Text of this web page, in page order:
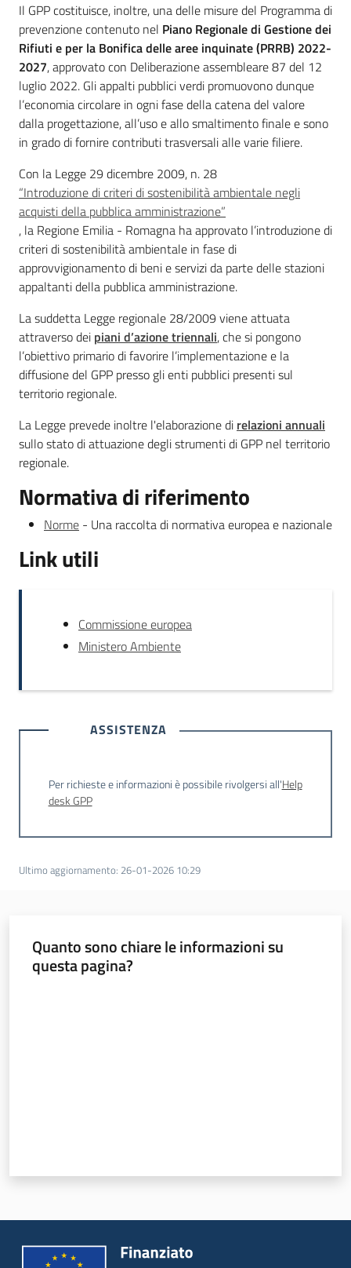
Leggi Atti Bandi
Piani Programmi
Progetti
Il GPP costituisce, inoltre, una delle misure del Programma di
prevenzione contenuto nel Piano Regionale di Gestione dei
Rifiuti e per la Bonifica delle aree inquinate (PRRB) 2022-
2027, approvato con Deliberazione assembleare 87 del 12
luglio 2022. Gli appalti pubblici verdi promuovono dunque
l’economia circolare in ogni fase della catena del valore
dalla progettazione, all’uso e allo smaltimento finale e sono
in grado di fornire contributi trasversali alle varie filiere.
Con la Legge 29 dicembre 2009, n. 28
“Introduzione di criteri di sostenibilità ambientale negli
acquisti della pubblica amministrazione”
, la Regione Emilia - Romagna ha approvato l’introduzione di
criteri di sostenibilità ambientale in fase di
approvvigionamento di beni e servizi da parte delle stazioni
appaltanti della pubblica amministrazione.
La suddetta Legge regionale 28/2009 viene attuata
attraverso dei piani d’azione triennali, che si pongono
l’obiettivo primario di favorire l’implementazione e la
diffusione del GPP presso gli enti pubblici presenti sul
territorio regionale.
La Legge prevede inoltre l'elaborazione di relazioni annuali
sullo stato di attuazione degli strumenti di GPP nel territorio
regionale.
Normativa di riferimento
Norme - Una raccolta di normativa europea e nazionale
Link utili
Commissione europea
Ministero Ambiente
ASSISTENZA
Per richieste e informazioni è possibile rivolgersi all'Help
desk GPP
Ultimo aggiornamento: 26-01-2026 10:29
Quanto sono chiare le informazioni su
questa pagina?